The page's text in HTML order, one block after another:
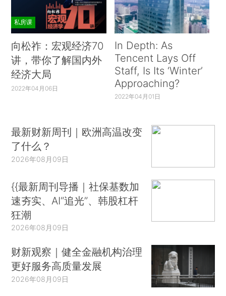
私房课
向松祚：宏观经济70
讲，带你了解国内外
经济大局
2022年04月06日
In Depth: As
Tencent Lays Off
Staff, Is Its ‘Winter’
Approaching?
2022年04月01日
最新财新周刊｜欧洲高温改变
了什么？
2026年08月09日
{{最新周刊导播｜社保基数加
速夯实、AI“追光”、韩股杠杆
狂潮
2026年08月09日
财新观察｜健全金融机构治理
更好服务高质量发展
2026年08月09日